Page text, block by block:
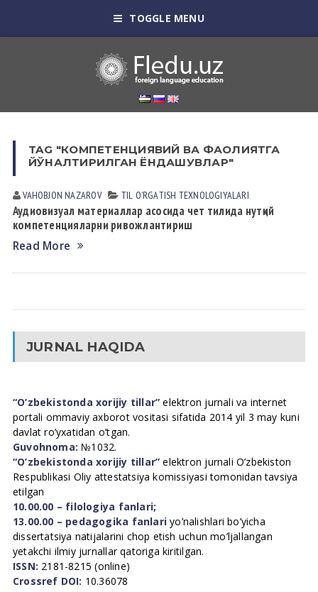
TOGGLE MENU
TAG "КОМПЕТЕНЦИЯВИЙ ВА ФАОЛИЯТГА
ЙЎНАЛТИРИЛГАН ЁНДАШУВЛАР"
VAHOBJON NАZАROV TIL OʼRGАTISH TEXNOLOGIYALАRI
Аудиовизуал материаллар асосида чет тилида нутқий
компетенцияларни ривожлантириш
Read More
JURNAL HAQIDA
“O’zbekistonda xorijiy tillar” elektron jurnali va internet
portali ommaviy axborot vositasi sifatida 2014 yil 3 may kuni
davlat ro’yxatidan o’tgan.
Guvohnoma: №1032.
“O’zbekistonda xorijiy tillar” elektron jurnali O’zbekiston
Respublikasi Oliy attestatsiya komissiyasi tomonidan tavsiya
etilgan
10.00.00 – filologiya fanlari;
13.00.00 – pedagogika fanlari yo’nalishlari bo’yicha
dissertatsiya natijalarini chop etish uchun mo’ljallangan
yetakchi ilmiy jurnallar qatoriga kiritilgan.
ISSN: 2181-8215 (online)
Crossref DOI: 10.36078